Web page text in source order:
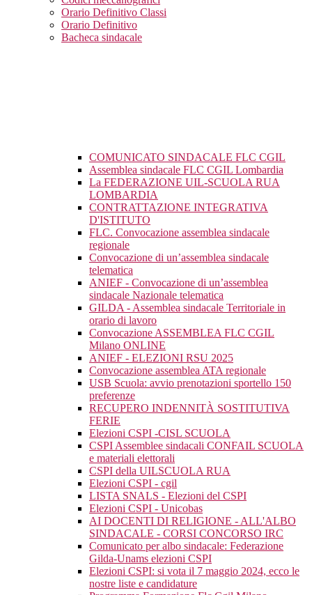
Orario Definitivo Classi
Orario Definitivo
Bacheca sindacale
COMUNICATO SINDACALE FLC CGIL
Assemblea sindacale FLC CGIL Lombardia
La FEDERAZIONE UIL-SCUOLA RUA
LOMBARDIA
CONTRATTAZIONE INTEGRATIVA
D'ISTITUTO
FLC. Convocazione assemblea sindacale
regionale
Convocazione di un’assemblea sindacale
telematica
ANIEF - Convocazione di un’assemblea
sindacale Nazionale telematica
GILDA - Assemblea sindacale Territoriale in
orario di lavoro
Convocazione ASSEMBLEA FLC CGIL
Milano ONLINE
ANIEF - ELEZIONI RSU 2025
Convocazione assemblea ATA regionale
USB Scuola: avvio prenotazioni sportello 150
preferenze
RECUPERO INDENNITÀ SOSTITUTIVA
FERIE
Elezioni CSPI -CISL SCUOLA
CSPI Assemblee sindacali CONFAIL SCUOLA
e materiali elettorali
CSPI della UILSCUOLA RUA
Elezioni CSPI - cgil
LISTA SNALS - Elezioni del CSPI
Elezioni CSPI - Unicobas
AI DOCENTI DI RELIGIONE - ALL'ALBO
SINDACALE - CORSI CONCORSO IRC
Comunicato per albo sindacale: Federazione
Gilda-Unams elezioni CSPI
Elezioni CSPI: si vota il 7 maggio 2024, ecco le
nostre liste e candidature